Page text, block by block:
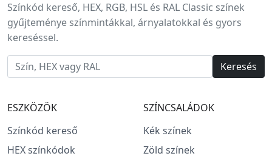
Színkód kereső, HEX, RGB, HSL és RAL Classic színek
gyűjteménye színmintákkal, árnyalatokkal és gyors
kereséssel.
Keresés
ESZKÖZÖK
Színkód kereső
HEX színkódok
SZÍNCSALÁDOK
Kék színek
Zöld színek